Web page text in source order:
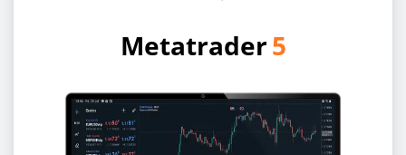
Metatrader5